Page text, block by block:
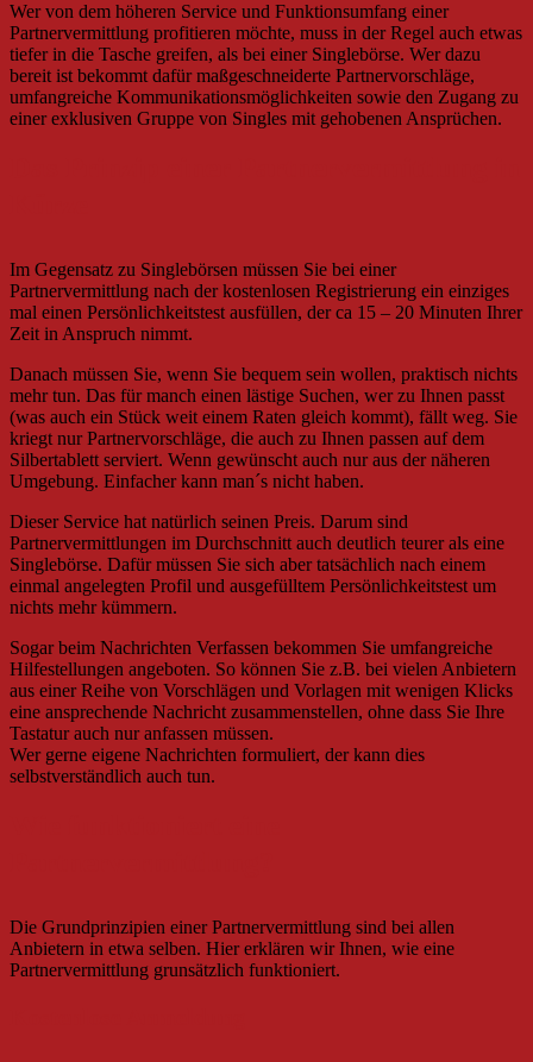
Wer von dem höheren Service und Funktionsumfang einer
Partnervermittlung profitieren möchte, muss in der Regel auch etwas
tiefer in die Tasche greifen, als bei einer Singlebörse. Wer dazu
bereit ist bekommt dafür maßgeschneiderte Partnervorschläge,
umfangreiche Kommunikationsmöglichkeiten sowie den Zugang zu
einer exklusiven Gruppe von Singles mit gehobenen Ansprüchen.
Im Gegensatz zu Singlebörsen müssen Sie bei einer
Partnervermittlung nach der kostenlosen Registrierung ein einziges
mal einen Persönlichkeitstest ausfüllen, der ca 15 – 20 Minuten Ihrer
Zeit in Anspruch nimmt.
Danach müssen Sie, wenn Sie bequem sein wollen, praktisch nichts
mehr tun. Das für manch einen lästige Suchen, wer zu Ihnen passt
(was auch ein Stück weit einem Raten gleich kommt), fällt weg. Sie
kriegt nur Partnervorschläge, die auch zu Ihnen passen auf dem
Silbertablett serviert. Wenn gewünscht auch nur aus der näheren
Umgebung. Einfacher kann man´s nicht haben.
Dieser Service hat natürlich seinen Preis. Darum sind
Partnervermittlungen im Durchschnitt auch deutlich teurer als eine
Singlebörse. Dafür müssen Sie sich aber tatsächlich nach einem
einmal angelegten Profil und ausgefülltem Persönlichkeitstest um
nichts mehr kümmern.
Sogar beim Nachrichten Verfassen bekommen Sie umfangreiche
Hilfestellungen angeboten. So können Sie z.B. bei vielen Anbietern
aus einer Reihe von Vorschlägen und Vorlagen mit wenigen Klicks
eine ansprechende Nachricht zusammenstellen, ohne dass Sie Ihre
Tastatur auch nur anfassen müssen.
Wer gerne eigene Nachrichten formuliert, der kann dies
selbstverständlich auch tun.
Die Grundprinzipien einer Partnervermittlung sind bei allen
Anbietern in etwa selben. Hier erklären wir Ihnen, wie eine
Partnervermittlung grunsätzlich funktioniert.